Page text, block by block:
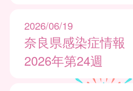
2026/06/19
奈良県感染症情報
2026年第24週